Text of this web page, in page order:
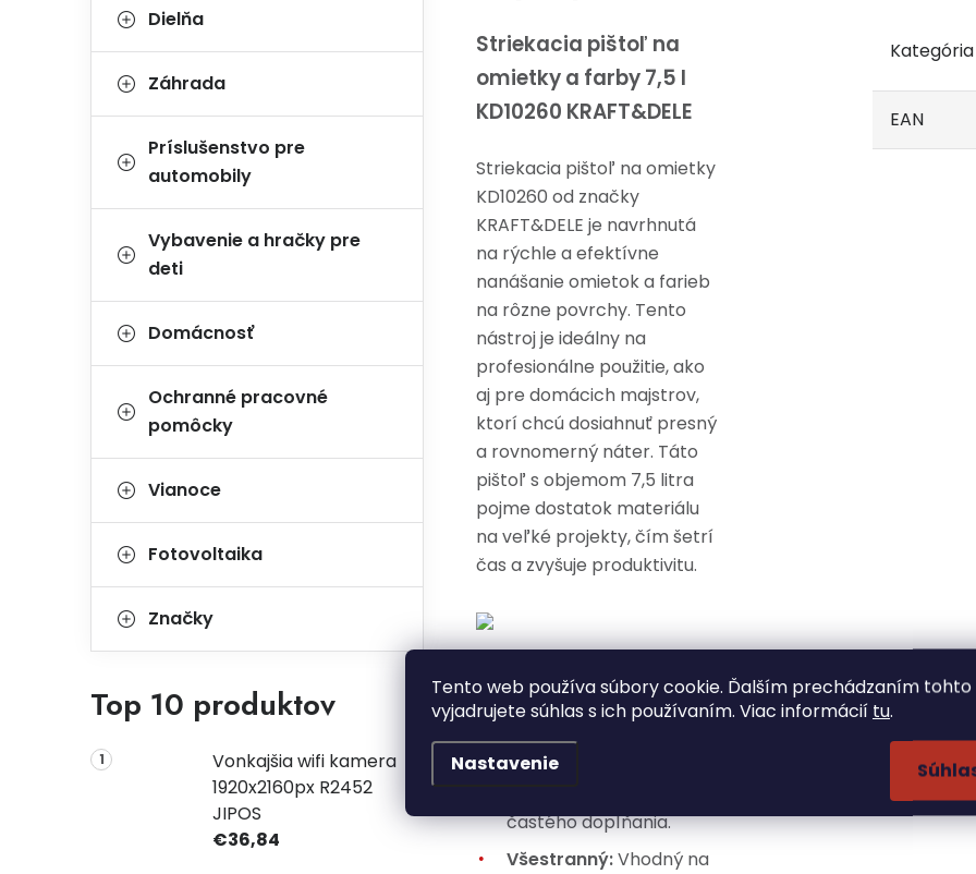
Tento web používa súbory cookie. Ďalším prechádzaním tohto
vyjadrujete súhlas s ich používaním. Viac informácií tu.
Nastavenie
Dielňa
Záhrada
Príslušenstvo pre
automobily
Vybavenie a hračky pre
deti
Domácnosť
Ochranné pracovné
pomôcky
Vianoce
Fotovoltaika
Značky
Top 10 produktov
Vonkajšia wifi kamera
1920x2160px R2452
JIPOS
€36,84
Striekacia pištoľ na
omietky a farby 7,5 l
KD10260 KRAFT&DELE
Striekacia pištoľ na omietky
KD10260 od značky
KRAFT&DELE je navrhnutá
na rýchle a efektívne
nanášanie omietok a farieb
na rôzne povrchy. Tento
nástroj je ideálny na
profesionálne použitie, ako
aj pre domácich majstrov,
ktorí chcú dosiahnuť presný
a rovnomerný náter. Táto
pištoľ s objemom 7,5 litra
pojme dostatok materiálu
na veľké projekty, čím šetrí
čas a zvyšuje produktivitu.
Výhody:
Veľká kapacita:
litrová nádrž umožňuje
častého dopĺňania.
Všestranný:Vhodný na
Kategória
EAN